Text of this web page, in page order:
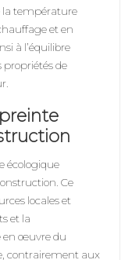
la température
et en
à l’équilibre
de
écologique
Ce
locales et
et la
en œuvre du
contrairement aux